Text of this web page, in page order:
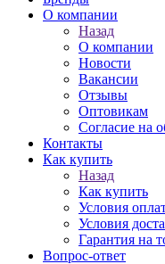
О компании
Назад
О компании
Новости
Вакансии
Отзывы
Оптовикам
Cогласие на
Контакты
Как купить
Назад
Как купить
Условия
Условия
Гарантия на
Вопрос-ответ